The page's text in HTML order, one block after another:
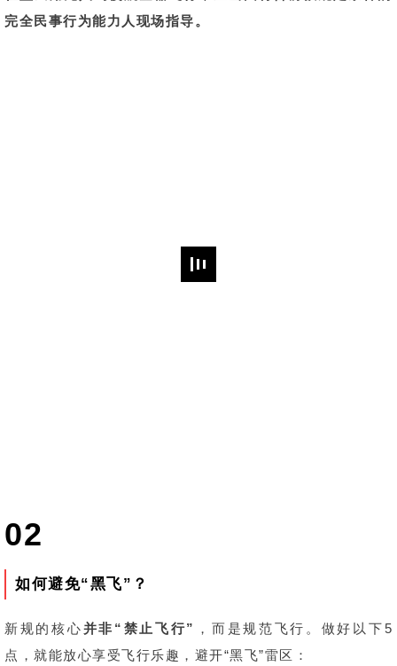
完全民事行为能力人现场指导。
02
如何避免“黑飞”？
新规的核心并非“禁止飞行” ，而是规范飞行。做好以下5
点，就能放心享受飞行乐趣，避开“黑飞”雷区：